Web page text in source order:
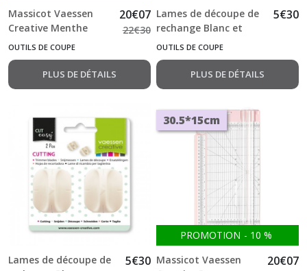
Massicot Vaessen
Creative Menthe
30.5*15cm
20€07
22€30
OUTILS DE COUPE
PLUS DE DÉTAILS
Lames de découpe de
rechange Blanc et
rainurage pour
5€30
OUTILS DE COUPE
PLUS DE DÉTAILS
Lames de découpe de
5€30
30.5*15cm
PROMOTION - 10 %
Massicot Vaessen
20€07